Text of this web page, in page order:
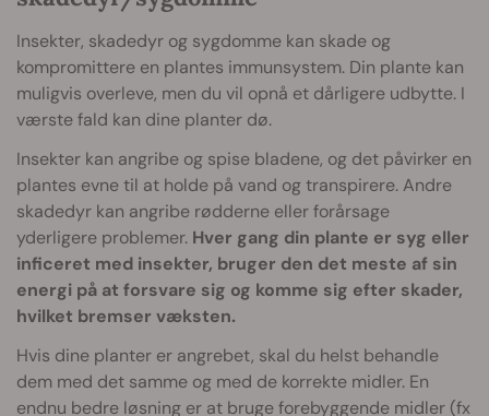
Insekter, skadedyr og sygdomme kan skade og
kompromittere en plantes immunsystem. Din plante kan
muligvis overleve, men du vil opnå et dårligere udbytte. I
værste fald kan dine planter dø.
Insekter kan angribe og spise bladene, og det påvirker en
plantes evne til at holde på vand og transpirere. Andre
skadedyr kan angribe rødderne eller forårsage
yderligere problemer. Hver gang din plante er syg eller
inficeret med insekter, bruger den det meste af sin
energi på at forsvare sig og komme sig efter skader,
hvilket bremser væksten.
Hvis dine planter er angrebet, skal du helst behandle
dem med det samme og med de korrekte midler. En
endnu bedre løsning er at bruge forebyggende midler (fx